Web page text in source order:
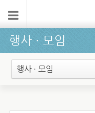
행사 ∙ 모임
행사 · 모임